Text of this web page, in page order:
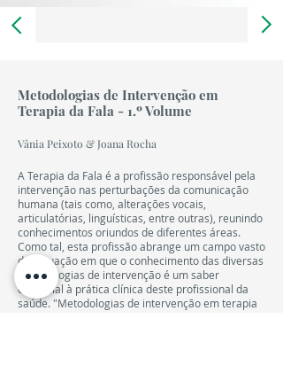
Metodologias de Intervenção em
Terapia da Fala - 1.º Volume
Vânia Peixoto & Joana Rocha
A Terapia da Fala é a profissão responsável pela
intervenção nas perturbações da comunicação
humana (tais como, alterações vocais,
articulatórias, linguísticas, entre outras), reunindo
conhecimentos oriundos de diferentes áreas.
Como tal, esta profissão abrange um campo vasto
de actuação em que o conhecimento das diversas
metodologias de intervenção é um saber
essencial à prática clínica deste profissional da
saúde. "Metodologias de intervenção em terapia